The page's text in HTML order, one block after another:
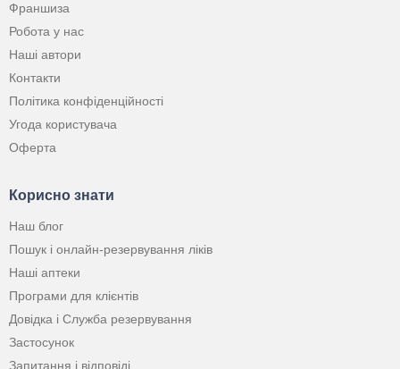
Франшиза
Робота у нас
Наші автори
Контакти
Політика конфіденційності
Угода користувача
Оферта
Корисно знати
Наш блог
Пошук і онлайн-резервування ліків
Наші аптеки
Програми для клієнтів
Довідка і Служба резервування
Застосунок
Запитання і відповіді